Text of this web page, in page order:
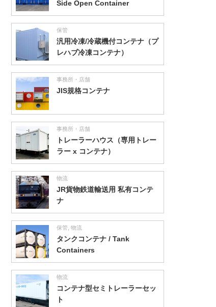
Side Open Container
保管
汎用冷凍/冷蔵機付コンテナ（プ
レハブ冷凍コンテナ）
事務所・店舗
JIS規格コンテナ
事務所・店舗
トレーラーハウス（専用トレー
ラー x コンテナ）
物流
JR貨物鉄道輸送用 私有コンテ
ナ
保管 物流
タンクコンテナ / Tank
Containers
物流
コンテナ型セミトレーラーセッ
ト